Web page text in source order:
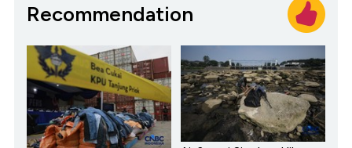
Recommendation